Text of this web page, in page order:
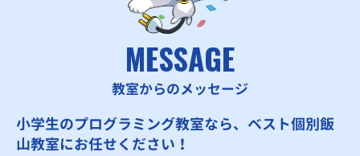
MESSAGE
教室からのメッセージ
小学生のプログラミング教室なら、ベスト個別飯
山教室にお任せください！